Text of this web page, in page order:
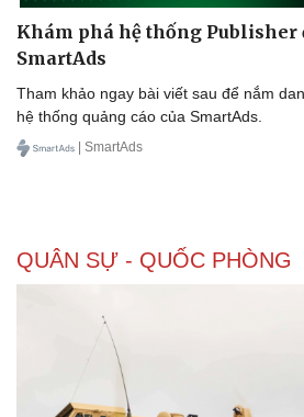
Khám phá hệ thống Publisher
SmartAds
Tham khảo ngay bài viết sau để nắm
hệ thống quảng cáo của SmartAds.
| SmartAds
QUÂN SỰ - QUỐC PHÒNG